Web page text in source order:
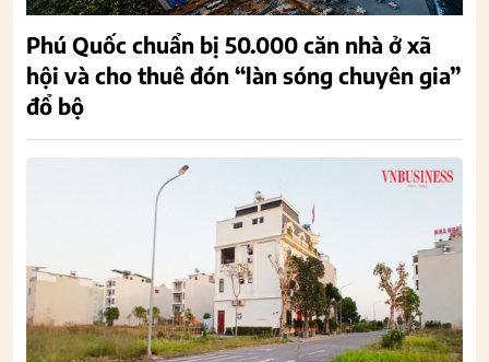
Phú Quốc chuẩn bị 50.000 căn nhà ở xã
hội và cho thuê đón “làn sóng chuyên gia”
đổ bộ